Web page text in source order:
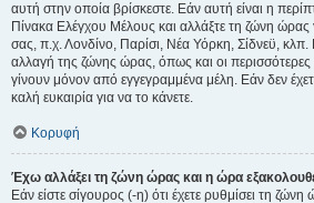
αυτή στην οποία βρίσκεστε. Εάν αυτή είναι η
Πίνακα Ελέγχου Μέλους και αλλάξτε τη ζώνη ώρας
σας, π.χ. Λονδίνο, Παρίσι, Νέα Υόρκη, Σίδνεϋ,
αλλαγή της ζώνης ώρας, όπως και οι
γίνουν μόνον από εγγεγραμμένα μέλη. Εάν δεν
καλή ευκαιρία για να το κάνετε.
Κορυφή
Έχω αλλάξει τη ζώνη ώρας και η ώρα
Εάν είστε σίγουρος (-η) ότι έχετε ρυθμίσει τη